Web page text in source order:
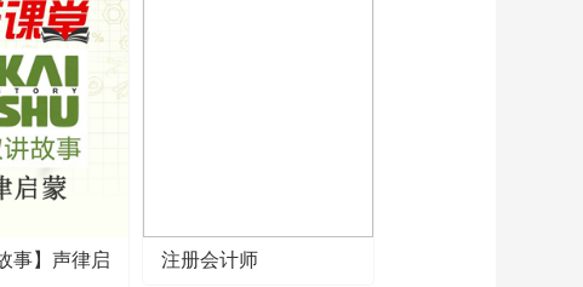
事】声律启 注册会计师